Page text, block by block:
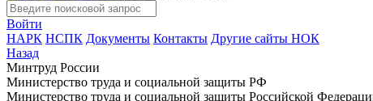
Войти
НАРК НСПК Документы Контакты Другие сайты НОК
Назад
Минтруд России
Министерство труда и социальной защиты РФ
Министерство труда и социальной защиты Российской